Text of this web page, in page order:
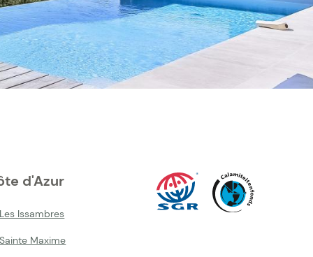
d'Azur
Issambres
Maxime